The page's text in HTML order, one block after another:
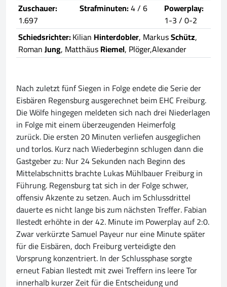
Zuschauer:
1.697
Strafminuten:4 / 6
Powerplay:
1-3 / 0-2
Schiedsrichter:Kilian Hinterdobler, MarkusSchütz,
RomanJung, MatthäusRiemel, Plöger,Alexander
Nach zuletzt fünf Siegen in Folge endete die Serie der
Eisbären Regensburg ausgerechnet beim EHC Freiburg.
Die Wölfe hingegen meldeten sich nach drei Niederlagen
in Folge mit einem überzeugenden Heimerfolg
zurück. Die ersten 20 Minuten verliefen ausgeglichen
und torlos. Kurz nach Wiederbeginn schlugen dann die
Gastgeber zu: Nur 24 Sekunden nach Beginn des
Mittelabschnitts brachte Lukas Mühlbauer Freiburg in
Führung. Regensburg tat sich in der Folge schwer,
offensiv Akzente zu setzen. Auch im Schlussdrittel
dauerte es nicht lange bis zum nächsten Treffer. Fabian
Ilestedt erhöhte in der 42. Minute im Powerplay auf 2:0.
Zwar verkürzte Samuel Payeur nur eine Minute später
für die Eisbären, doch Freiburg verteidigte den
Vorsprung konzentriert. In der Schlussphase sorgte
erneut Fabian Ilestedt mit zwei Treffern ins leere Tor
innerhalb kurzer Zeit für die Entscheidung und